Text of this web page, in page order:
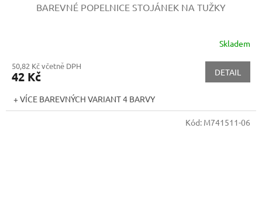
BAREVNÉ POPELNICE STOJÁNEK NA TUŽKY
Skladem
50,82 Kč včetně DPH
42 Kč DETAIL
+ VÍCE BAREVNÝCH VARIANT 4 BARVY
Kód: M741511-06